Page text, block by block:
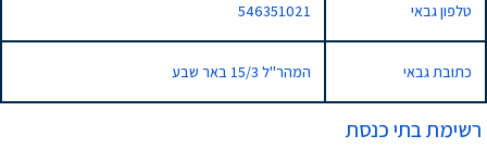
רשימת בתי כנסת
טלפון גבאי 546351021
כתובת גבאי המהר"ל 15/3 באר שבע